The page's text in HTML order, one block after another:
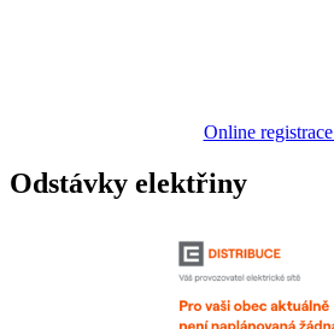
Online registrace
Odstávky elektřiny